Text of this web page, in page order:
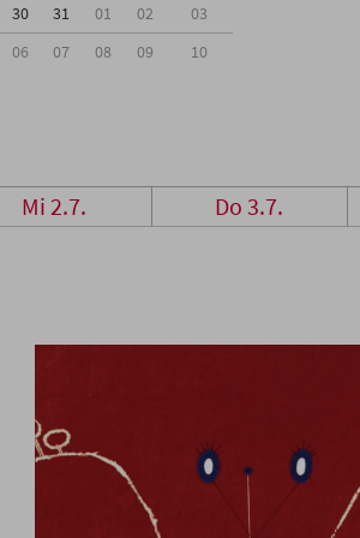
30 31 01 02
03
06 07 08 09 10
Mi 2.7. Do 3.7.